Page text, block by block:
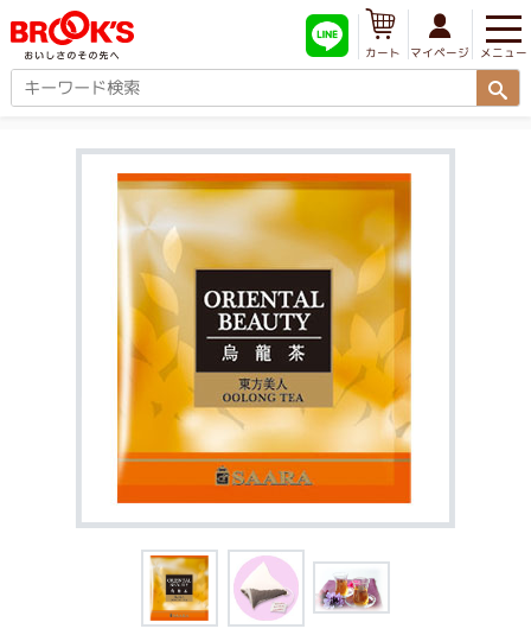
メニュー
マイページ
カート